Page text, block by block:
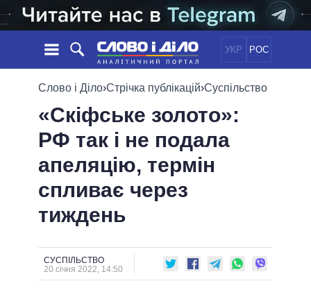
УКР РОС
НОВИНИ
СТРІЧКА
ПОДІЇ
СТАТТІ
ОГЛЯДИ
ДАЙДЖЕСТИ
ПОЛІТИКА
ЕКОНОМІКА
СУСПІЛЬСТВО
СВІТ
ОБIЦЯНКИ
ПОЛIТИКИ
УСІ ПОЛІТИКИ
ПРЕЗИДЕНТ І ОФІС
ВЕРХОВНА РАДА
ГОЛОВИ ОБЛАДМІНІСТРАЦІЙ
МЕРИ МІСТ
ІНФОГРАФІКА
ПОРІВНЯННЯ ПОЛІТИКІВ
Слово і Діло›Стрічка публікацій›Суспільство
«Скіфське золото»:
РФ так і не подала
апеляцію, термін
спливає через
тиждень
СУСПІЛЬСТВО
20 січня 2022, 14:50